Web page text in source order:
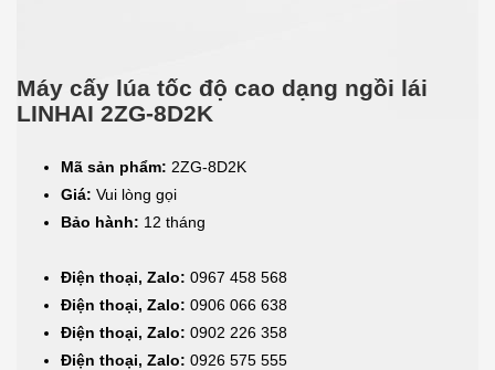
Máy cấy lúa tốc độ cao dạng ngồi lái
LINHAI 2ZG-8D2K
Mã sản phẩm: 2ZG-8D2K
Giá: Vui lòng gọi
Bảo hành: 12 tháng
Điện thoại, Zalo: 0967 458 568
Điện thoại, Zalo: 0906 066 638
Điện thoại, Zalo: 0902 226 358
Điện thoại, Zalo: 0926 575 555